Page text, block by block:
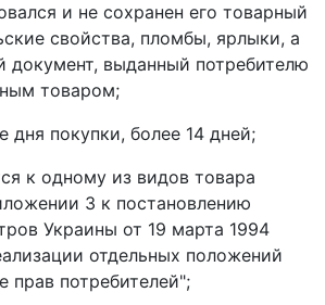
и не сохранен его товарный
свойства, пломбы, ярлыки, а
документ, выданный потребителю
товаром;
покупки, более 14 дней;
к одному из видов товара
3 к постановлению
Украины от 19 марта 1994
отдельных положений
прав потребителей";